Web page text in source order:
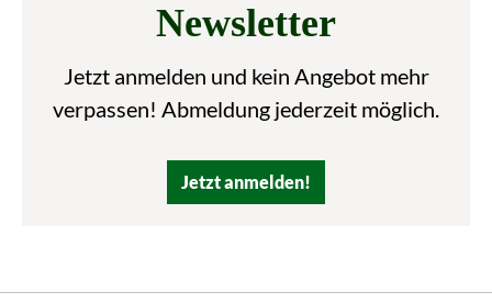
Newsletter
Jetzt anmelden und kein Angebot mehr
verpassen! Abmeldung jederzeit möglich.
Jetzt anmelden!